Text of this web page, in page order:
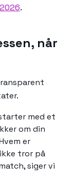
.
når
med et
om din
er
tror på
siger vi